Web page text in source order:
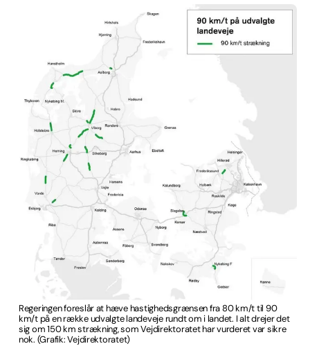
Regeringen foreslår at hæve hastighedsgrænsen fra 80 km/t til 90
km/t på en række udvalgte landeveje rundt om i landet. I alt drejer det
sig om 150 km strækning, som Vejdirektoratet har vurderet var sikre
nok. (Grafik: Vejdirektoratet)